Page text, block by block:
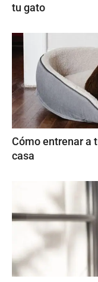
tu gato
Cómo entrenar a
casa